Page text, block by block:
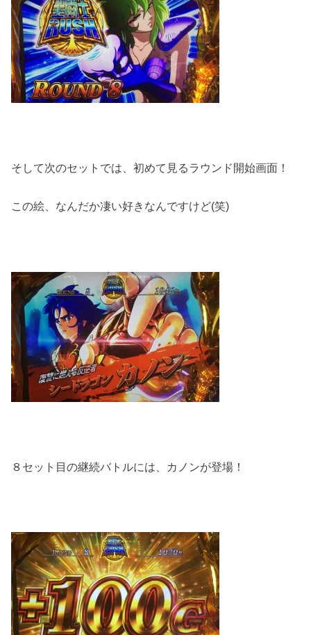
そして次のセットでは、初めて見るラウンド開始画面！
この絵、なんだか凄い好きなんですけど(笑)
８セット目の継続バトルには、カノンが登場！